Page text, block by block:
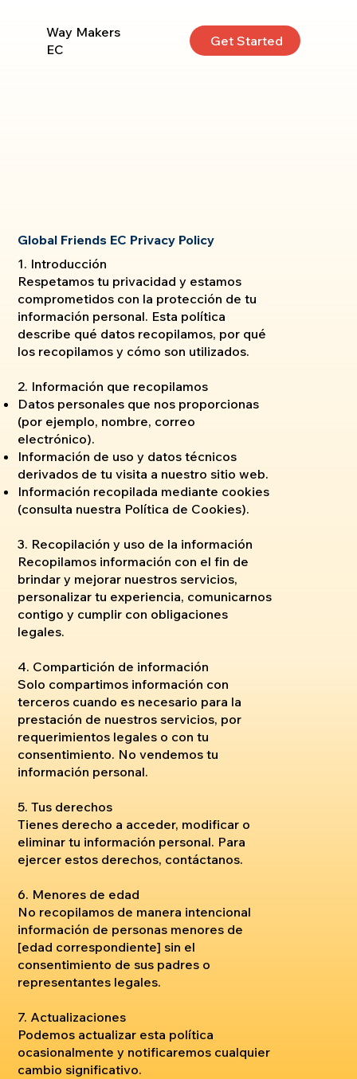
Get Started
Way Makers
EC
1. Introducción
Respetamos tu privacidad y estamos
comprometidos con la protección de tu
información personal. Esta política
describe qué datos recopilamos, por qué
los recopilamos y cómo son utilizados.
2. Información que recopilamos
Datos personales que nos proporcionas
(por ejemplo, nombre, correo
electrónico).
Información de uso y datos técnicos
derivados de tu visita a nuestro sitio web.
Información recopilada mediante cookies
(consulta nuestra Política de Cookies).
3. Recopilación y uso de la información
Recopilamos información con el fin de
brindar y mejorar nuestros servicios,
personalizar tu experiencia, comunicarnos
contigo y cumplir con obligaciones
legales.
4. Compartición de información
Solo compartimos información con
terceros cuando es necesario para la
prestación de nuestros servicios, por
requerimientos legales o con tu
consentimiento. No vendemos tu
información personal.
5. Tus derechos
Tienes derecho a acceder, modificar o
eliminar tu información personal. Para
ejercer estos derechos, contáctanos.
6. Menores de edad
No recopilamos de manera intencional
información de personas menores de
[edad correspondiente] sin el
consentimiento de sus padres o
representantes legales.
7. Actualizaciones
Podemos actualizar esta política
ocasionalmente y notificaremos cualquier
cambio significativo.
Global Friends EC Privacy Policy